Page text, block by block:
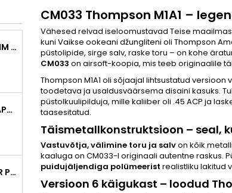
KVALITEETSED 6 MM AIRSOFT-KUULID 0,20 G – 1000 TÜKKI, EI TAKERDU, TÄPNE LASKMINE
AIRSOFTI CO2-KAPSLID 12 G, 5-PAKK – VALMISTATUD UNGARIS, EL, ESMAKLASSILINE KVALITEET
AIRSOFT WALTHER PPK/S VEDRUPÜSTOL
CM033 Thompson M1A1 –
Vähesed relvad iseloomustavad Teise
kuni Vaikse ookeani džungliteni oli Thompson
püstolipide, sirge salv, raske toru – on kohe
CM033 on airsoft-koopia, mis teeb originaalile
Thompson M1A1 oli sõjaajal lihtsustatud
toodetava ja usaldusväärsema disaini kasuks.
püstolkuulipilduja, mille kaliiber oli .45 ACP ja
taasesitatud.
Täismetallkonstruktsioon – seal,
Vastuvõtja, välimine toru ja salvon kõik
kaaluga on CM033-l originaali autentne raskus.
puidujäljendiga polümeerist realistliku lakitud
Versioon 6 käigukast – loodud